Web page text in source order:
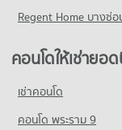
มีคอนโดให้เช่า 55,637 ปร
ขายคอนโด วิทยาลัยเส
มีคอนโดขาย 20,594 ประ
คอนโด รร.พณิชยก
คอนโด เทสโก้โลตัส
คอนโดให้เช่า เทสโก้โล
มีคอนโดให้เช่า 15,915 ปร
มีคอนโดขาย 6,908 ประก
ขายคอนโด ถนนพระราม
มีคอนโดขาย 4,749 ประก
คอนโด ถนนวิภาวดี
มีคอนโดให้เช่า 17,705 ปร
คอนโดให้เช่า รพ.วิมุต
มีคอนโดให้เช่า 2,091 ประ
ขายคอนโด รพ.วิมุต
มีคอนโดขาย 974 ประก
คอนโด รพ.ทหารผ่า
396 โครงการ
Regent Home บางซ่
คอนโดให้เช่ายอ
เช่าคอนโด
คอนโด พระราม 9